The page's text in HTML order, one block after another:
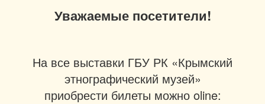
Уважаемые посетители!
На все выставки ГБУ РК «Крымский
этнографический музей»
приобрести билеты можно oline: